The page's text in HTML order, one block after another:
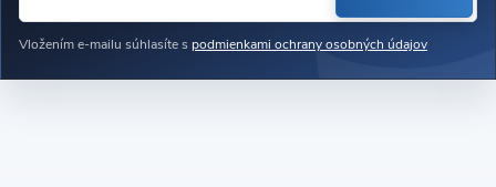
Vložením e-mailu súhlasíte s podmienkami ochrany osobných údajov